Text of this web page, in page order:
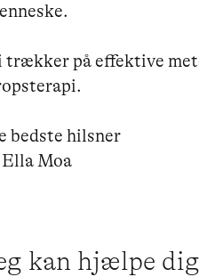
trækker på effektive
bedste hilsner
Moa
kan hjælpe